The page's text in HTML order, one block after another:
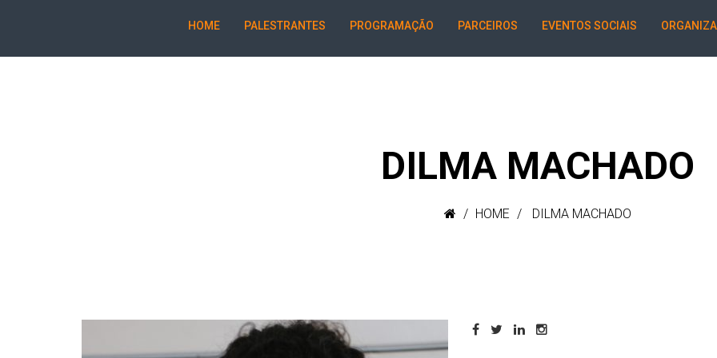
HOME PALESTRANTES PROGRAMAÇÃO PARCEIROS EVENTOS SOCIAIS
DILMA MACHADO
HOME DILMA MACHADO